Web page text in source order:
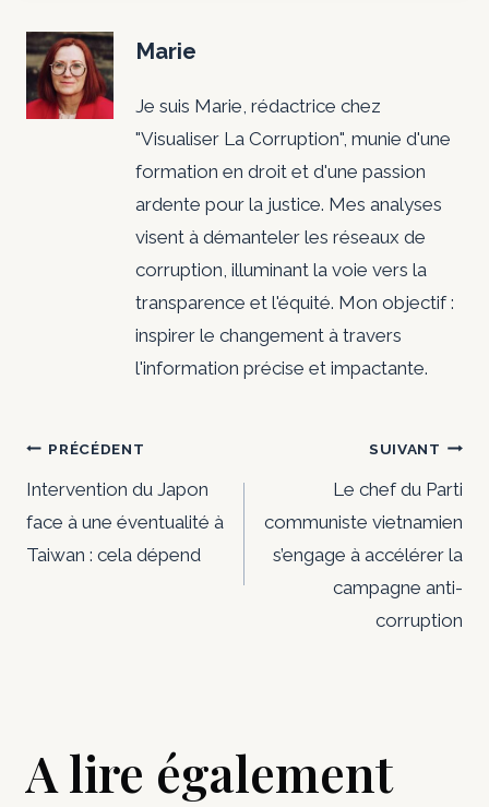
Marie
Je suis Marie, rédactrice chez
"Visualiser La Corruption", munie d'une
formation en droit et d'une passion
ardente pour la justice. Mes analyses
visent à démanteler les réseaux de
corruption, illuminant la voie vers la
transparence et l'équité. Mon objectif :
inspirer le changement à travers
l'information précise et impactante.
Navigation
de
l’article
PRÉCÉDENT
Intervention du Japon
face à une éventualité à
Taiwan : cela dépend
SUIVANT
Le chef du Parti
communiste vietnamien
s’engage à accélérer la
campagne anti-
corruption
A lire également